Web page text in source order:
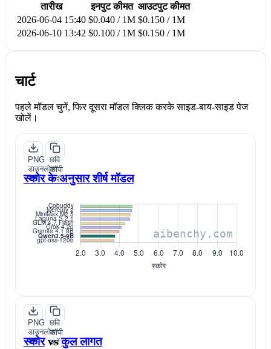
तारीख इनपुट कीमत आउटपुट कीमत
2026-06-04 15:40 $0.040 / 1M $0.150 / 1M
2026-06-10 13:42 $0.100 / 1M $0.150 / 1M
चार्ट
पहले मॉडल चुनें, फिर दूसरा मॉडल क्लिक करके साइड-बाय-साइड पेज
खोलें।
PNG
डाउनलोड
करें
छवि
कॉपी
करें
स्कोर के अनुसार शीर्ष मॉडल
PNG
डाउनलोड
करें
छवि
कॉपी
करें
स्कोर vs कुल लागत